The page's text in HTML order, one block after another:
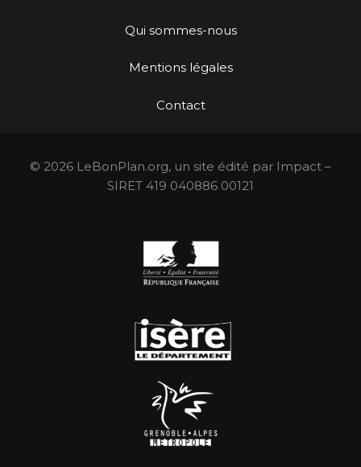
Qui sommes-nous
Mentions légales
Contact
© 2026 LeBonPlan.org, un site édité par Impact –
SIRET 419 040886 00121